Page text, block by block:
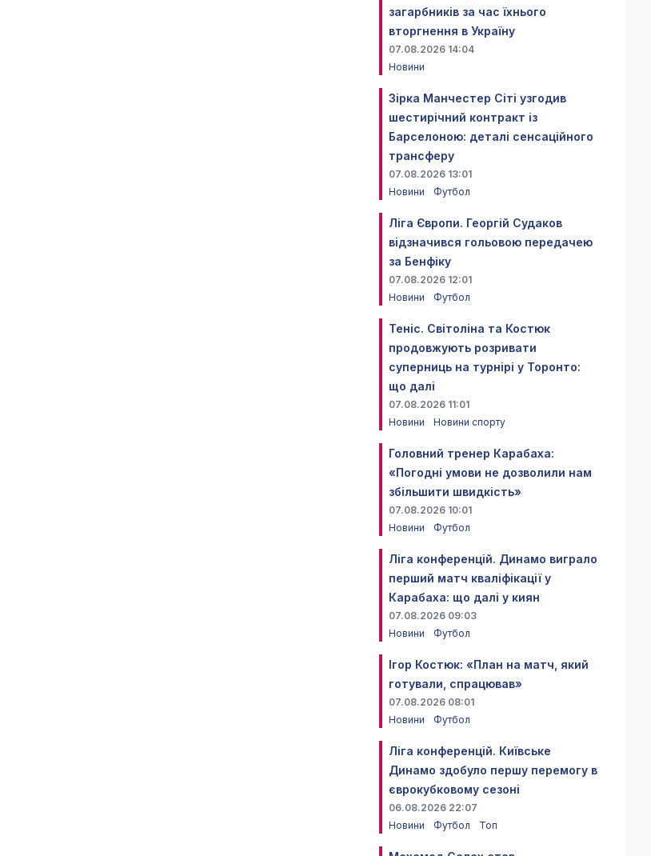
загарбників за час їхнього
вторгнення в Україну
07.08.2026 14:04
Новини
Зірка Манчестер Сіті узгодив
шестирічний контракт із
Барселоною: деталі сенсаційного
трансферу
07.08.2026 13:01
Новини
Футбол
Ліга Європи. Георгій Судаков
відзначився гольовою передачею
за Бенфіку
07.08.2026 12:01
Новини
Футбол
Теніс. Світоліна та Костюк
продовжують розривати
суперниць на турнірі у Торонто:
що далі
07.08.2026 11:01
Новини
Новини спорту
Головний тренер Карабаха:
«Погодні умови не дозволили нам
збільшити швидкість»
07.08.2026 10:01
Новини
Футбол
Ліга конференцій. Динамо виграло
перший матч кваліфікації у
Карабаха: що далі у киян
07.08.2026 09:03
Новини
Футбол
Ігор Костюк: «План на матч, який
готували, спрацював»
07.08.2026 08:01
Новини
Футбол
Ліга конференцій. Київське
Динамо здобуло першу перемогу в
єврокубковому сезоні
06.08.2026 22:07
Новини
Футбол Топ